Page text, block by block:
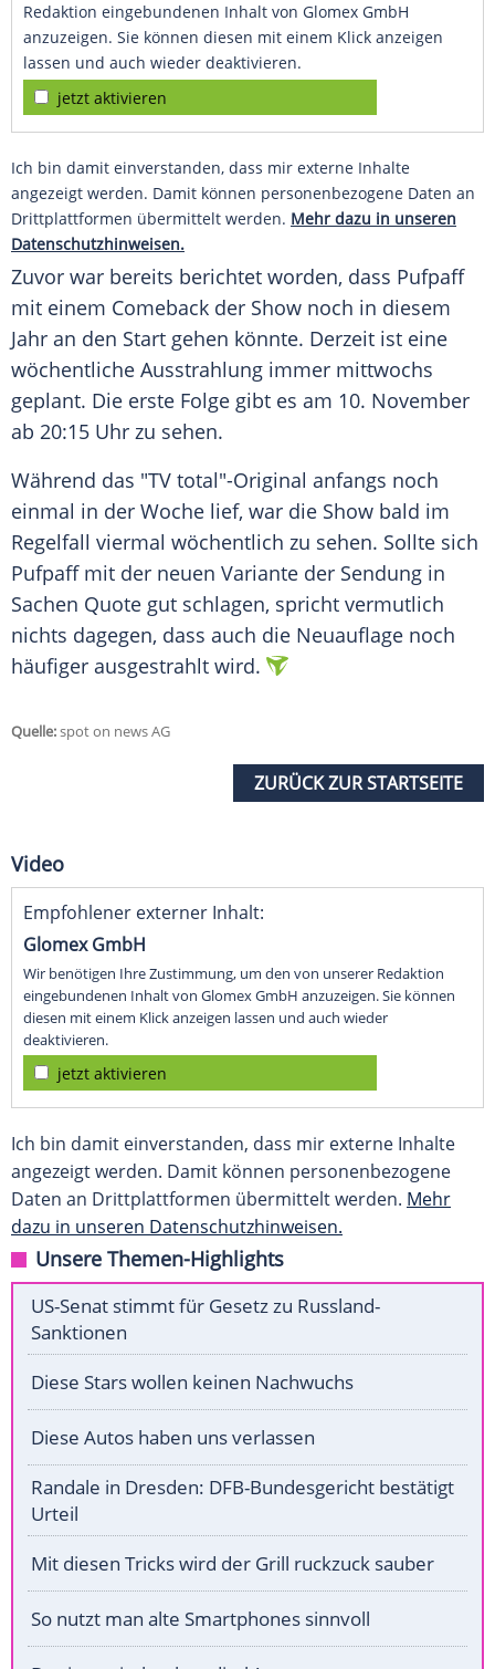
Redaktion eingebundenen Inhalt von Glomex GmbH
anzuzeigen. Sie können diesen mit einem Klick anzeigen
lassen und auch wieder deaktivieren.
jetzt aktivieren
Ich bin damit einverstanden, dass mir externe Inhalte
angezeigt werden. Damit können personenbezogene Daten an
Drittplattformen übermittelt werden. Mehr dazu in unseren
Datenschutzhinweisen.
Zuvor war bereits berichtet worden, dass Pufpaff
mit einem Comeback der Show noch in diesem
Jahr an den Start gehen könnte. Derzeit ist eine
wöchentliche Ausstrahlung immer mittwochs
geplant. Die erste Folge gibt es am 10. November
ab 20:15 Uhr zu sehen.
Während das "TV total"-Original anfangs noch
einmal in der Woche lief, war die Show bald im
Regelfall viermal wöchentlich zu sehen. Sollte sich
Pufpaffmit der neuen Variante der Sendung in
Sachen Quote gut schlagen, spricht vermutlich
nichts dagegen, dass auch die Neuauflage noch
häufiger ausgestrahlt wird.
Quelle:spot on news AG
ZURÜCK ZUR STARTSEITE
Video
Empfohlener externer Inhalt:
Glomex GmbH
Wir benötigen Ihre Zustimmung, um den von unserer Redaktion
eingebundenen Inhalt von Glomex GmbH anzuzeigen. Sie können
diesen mit einem Klick anzeigen lassen und auch wieder
deaktivieren.
jetzt aktivieren
Ich bin damit einverstanden, dass mir externe Inhalte
angezeigt werden. Damit können personenbezogene
Daten an Drittplattformen übermittelt werden. Mehr
dazu in unseren Datenschutzhinweisen.
Unsere Themen-Highlights
US-Senat stimmt für Gesetz zu Russland-
Sanktionen
Diese Stars wollen keinen Nachwuchs
Diese Autos haben uns verlassen
Randale in Dresden: DFB-Bundesgericht bestätigt
Urteil
Mit diesen Tricks wird der Grill ruckzuck sauber
So nutzt man alte Smartphones sinnvoll